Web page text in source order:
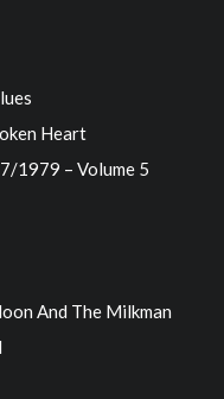
Heart
1979 – Volume 5
And The Milkman